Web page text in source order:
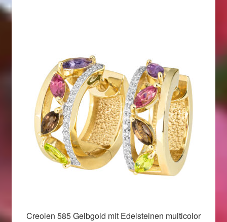
Creolen 585 Gelbgold mit Edelsteinen multicolor